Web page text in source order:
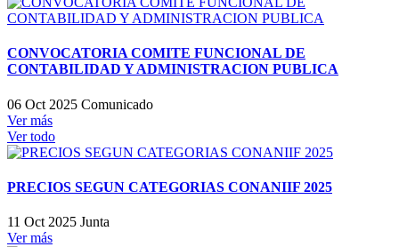
CONVOCATORIA COMITE FUNCIONAL DE
CONTABILIDAD Y ADMINISTRACION PUBLICA
06 Oct 2025 Comunicado
Ver más
Ver todo
PRECIOS SEGUN CATEGORIAS CONANIIF 2025
11 Oct 2025 Junta
Ver más